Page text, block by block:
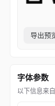
导出预
字体参数
以下信息来